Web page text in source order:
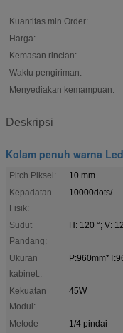
Kuantitas min Order:
Harga:
Kemasan rincian:
Waktu pengiriman:
Menyediakan kemampuan:
Deskripsi
Kolam penuh warna
Pitch Piksel:
10 mm
Kepadatan
Fisik:
10000dots/
Sudut
Pandang:
H: 120 °; V:
Ukuran
kabinet::
Kekuatan
Modul:
45W
Metode
1/4 pindai